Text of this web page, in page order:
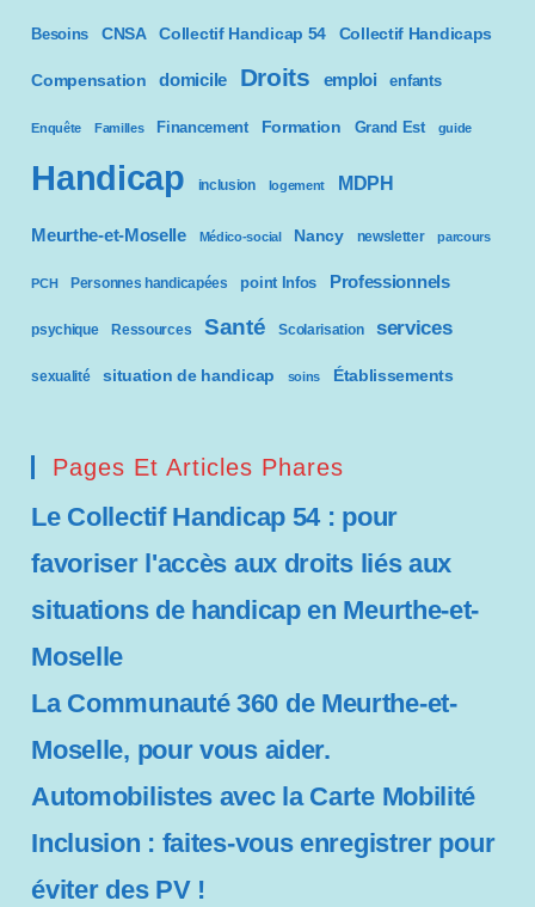
Besoins CNSA Collectif Handicap 54 Collectif Handicaps
Compensation domicile Droits emploi enfants
Enquête Familles Financement Formation Grand Est guide
Handicap inclusion logement MDPH
Meurthe-et-Moselle Médico-social Nancy newsletter parcours
PCH Personnes handicapées point Infos Professionnels
psychique Ressources Santé Scolarisation services
sexualité situation de handicap soins Établissements
Pages Et Articles Phares
Le Collectif Handicap 54 : pour
favoriser l'accès aux droits liés aux
situations de handicap en Meurthe-et-
Moselle
La Communauté 360 de Meurthe-et-
Moselle, pour vous aider.
Automobilistes avec la Carte Mobilité
Inclusion : faites-vous enregistrer pour
éviter des PV !